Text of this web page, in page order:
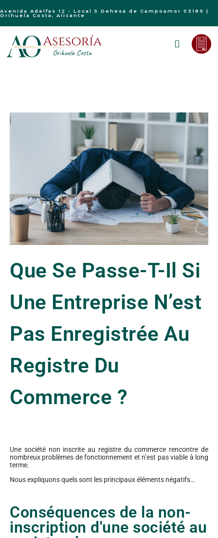
Avenida Adelfas 12 - Local 5 Dehesa de Campoamor 03189 |
Orihuela Costa, Alicante
Que Se Passe-T-Il Si
Une Entreprise N’est
Pas Enregistrée Au
Registre Du
Commerce ?
Une société non inscrite au registre du commerce rencontre de
nombreux problèmes de fonctionnement et n’est pas viable à long
terme.
Nous expliquons quels sont les principaux éléments négatifs…
Conséquences de la non-
inscription d'une société au